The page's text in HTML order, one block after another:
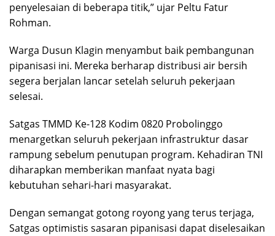
penyelesaian di beberapa titik,” ujar Peltu Fatur
Rohman.
Warga Dusun Klagin menyambut baik pembangunan
pipanisasi ini. Mereka berharap distribusi air bersih
segera berjalan lancar setelah seluruh pekerjaan
selesai.
Satgas TMMD Ke-128 Kodim 0820 Probolinggo
menargetkan seluruh pekerjaan infrastruktur dasar
rampung sebelum penutupan program. Kehadiran TNI
diharapkan memberikan manfaat nyata bagi
kebutuhan sehari-hari masyarakat.
Dengan semangat gotong royong yang terus terjaga,
Satgas optimistis sasaran pipanisasi dapat diselesaikan